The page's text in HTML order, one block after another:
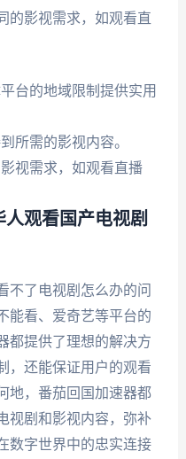
的影视需求，如观看直
台的地域限制提供实用
所需的影视内容。
视需求，如观看直播
观看国产电视剧
不了电视剧怎么办的问
能看、爱奇艺等平台的
都提供了理想的解决方
，还能保证用户的观看
地，番茄回国加速器都
视剧和影视内容，弥补
数字世界中的忠实连接